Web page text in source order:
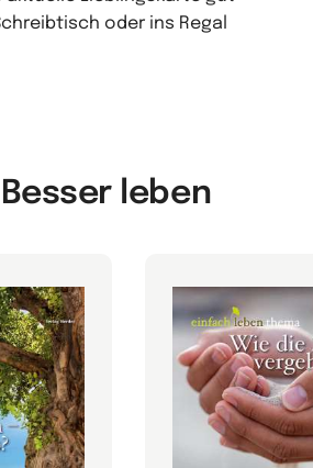
oder ins Regal
leben